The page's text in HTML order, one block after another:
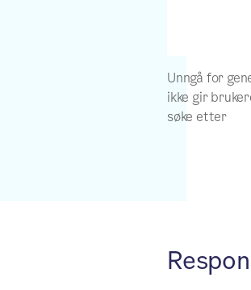
Unngå for
ikke gir
søke etter